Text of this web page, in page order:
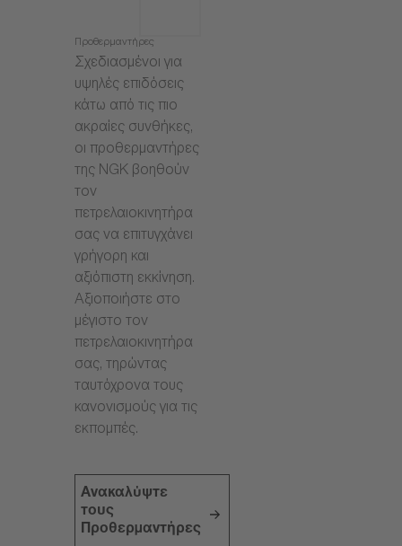
Προθερμαντήρες
Σχεδιασμένοι για
υψηλές επιδόσεις
κάτω από τις πιο
ακραίες συνθήκες,
οι προθερμαντήρες
της NGK βοηθούν
τον
πετρελαιοκινητήρα
σας να επιτυγχάνει
γρήγορη και
αξιόπιστη εκκίνηση.
Αξιοποιήστε στο
μέγιστο τον
πετρελαιοκινητήρα
σας, τηρώντας
ταυτόχρονα τους
κανονισμούς για τις
εκπομπές.
Ανακαλύψτε
τους
Προθερμαντήρες